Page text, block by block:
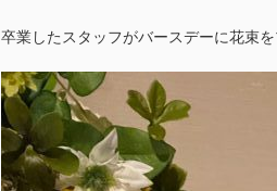
卒業したスタッフがバースデーに花束